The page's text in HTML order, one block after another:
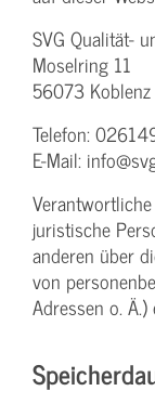
SVG Qualität-
Moselring 11
56073 Koblenz
Telefon:
E-Mail:
juristische
anderen über
von
Adressen o.